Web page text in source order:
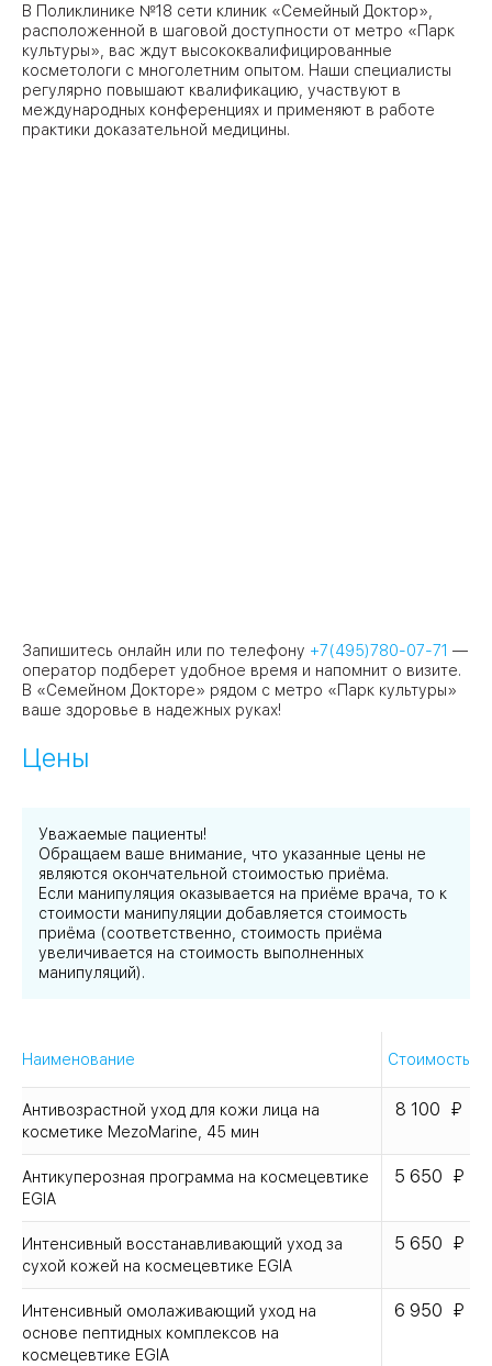
ЗАО
06
12
16
Теплый Стан Пражская
Академическая
Академика
В Поликлинике №18 сети клиник «Семейный Доктор»,
расположенной в шаговой доступности от метро «Парк
культуры», вас ждут высококвалифицированные
косметологи с многолетним опытом. Наши специалисты
регулярно повышают квалификацию, участвуют в
международных конференциях и применяют в работе
практики доказательной медицины.
Запишитесь онлайн или по телефону +7(495)780-07-71 —
оператор подберет удобное время и напомнит о визите.
В «Семейном Докторе» рядом с метро «Парк культуры»
ваше здоровье в надежных руках!
Цены
Уважаемые пациенты!
Обращаем ваше внимание, что указанные цены не
являются окончательной стоимостью приёма.
Если манипуляция оказывается на приёме врача, то к
стоимости манипуляции добавляется стоимость
приёма (соответственно, стоимость приёма
увеличивается на стоимость выполненных
манипуляций).
Наименование Стоимость
Антивозрастной уход для кожи лица на
косметике MezoMarine, 45 мин
8 100
Антикуперозная программа на космецевтике
EGIA
5 650
Интенсивный восстанавливающий уход за
сухой кожей на космецевтике EGIA
5 650
Интенсивный омолаживающий уход на
основе пептидных комплексов на
космецевтике EGIA
6 950